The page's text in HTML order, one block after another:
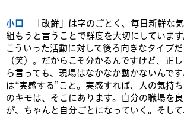
小口 「改鮮」は字のごとく、毎日新鮮な
組もうと言うことで鮮度を大切にしていま
こういった活動に対して後ろ向きなタイプ
（笑）。だからこそ分かるんですけど、正
ら言っても、現場はなかなか動かないんで
は“実感する”こと。実感すれば、人の気持ち
のキモは、そこにあります。自分の職場を
が、ちゃんと自分ごとになっていく。そし